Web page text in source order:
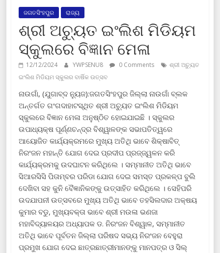
ଜଗତସିଂହପୁର ରାଜ୍ୟ
ଶ୍ରୀ ଅଚ୍ୟୁତ ଇଂଲିଶ ମିଡିୟମ
ସ୍କୁଲରେ ବିଜ୍ଞାନ ମେଳା
12/12/2024 YWPSENU8 0 Comments
ଶ୍ରୀ ଅଚ୍ୟୁତ
ଇଂଲିଶ ମିଡିୟମ ସ୍କୁଲର ବାର୍ଷିକ ଉତ୍ସବ
ନାଉଗାଁ, (ଯୁଗାବ୍ଦ ନ୍ୟୁଜ):ଜଗତସିଂହପୁର ଜିଲ୍ଲା ନାଉଗାଁ ବ୍ଲକ
ଅନ୍ତର୍ଗତ ଗଂଗଦାହାଟସ୍ଥିତ ଶ୍ରୀ ଅଚ୍ୟୁତ ଇଂଲିଶ ମିଡିୟମ
ସ୍କୁଲରେ ବିଜ୍ଞାନ ମେଳା ଅନୁଷ୍ଠିତ ହୋଇଯାଇଛି । ସ୍କୁଲର
ଉପାଧ୍ୟକ୍ଷ ପୂର୍ଣ୍ଣଚନ୍ଦ୍ର ବିଶ୍ୱାଳଙ୍କ ସଭାପତିତ୍ୱରେ
ଆୟୋଜିତ କାର୍ଯ୍ୟକ୍ରମରେ ମୁଖ୍ୟ ଅତିଥି ଭାବେ ଶିକ୍ଷାବିତ୍
ନିରଂଜନ ମହାନ୍ତି ଯୋଗ ଦେଇ ପ୍ରଦୀପ ପ୍ରଜ୍ଜ୍ୱଳନ କରି
କାର୍ଯ୍ୟକ୍ରମକୁ ଉଦଘାଟନ କରିଥିଲେ । ସମ୍ମାନୀତ ଅତିଥି ଭାବେ
ସିଆରସିସି ପିତାମ୍ବର ପରିଡା ଯୋଗ ଦେଇ ସମସ୍ତ ପ୍ରକଳ୍ପ ବୁଲି
ଦେଖିବା ସହ କୁନି ବୈଜ୍ଞାନିକଙ୍କୁ ଉତ୍ସାହିତ କରିଥିଲେ । ସେହିପରି
ଉଦଯାପନୀ ଉତ୍ସବରେ ମୁଖ୍ୟ ଅତିଥି ଭାବେ ତହସିଲଦାର ଅକ୍ଷୟ
କୁମାର ବଡୁ, ମୁଖ୍ୟବକ୍ତା ଭାବେ ଶ୍ରୀ ମଉଳା ଭଣଜା
ମହାବିଦ୍ୟାଳୟର ଅଧ୍ୟାପକ ଡ. ନିରଂଜନ ବିଶ୍ୱାଳ, ସମ୍ମାନୀତ
ଅତିଥି ଭାବେ ପୂର୍ବତନ ଜିଲ୍ଲା ପରିଷଦ ସଭ୍ୟ ନିରଂଜନ ବେହୁରା
ପ୍ରମୁଖ ଯୋଗ ଦେଇ ଛାତ୍ରଛାତ୍ରୀମାନଙ୍କୁ ମାନପତ୍ର ଓ ସିଲ୍